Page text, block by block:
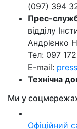
(097) 394
Прес-
відділу
Андрієнко
Тел: 097
E-mail:
Технічна
Ми у
Офіційний